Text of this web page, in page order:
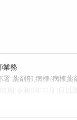
業務
署:薬剤部,病棟(病棟薬
令和9年4月1日)※採用